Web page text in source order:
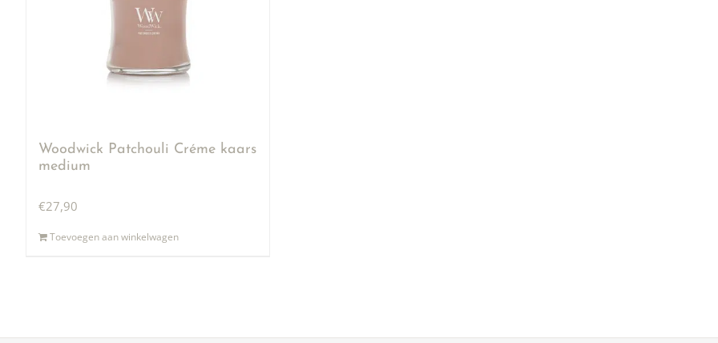
Woodwick Patchouli Créme kaars
medium
€27,90
Toevoegen aan winkelwagen